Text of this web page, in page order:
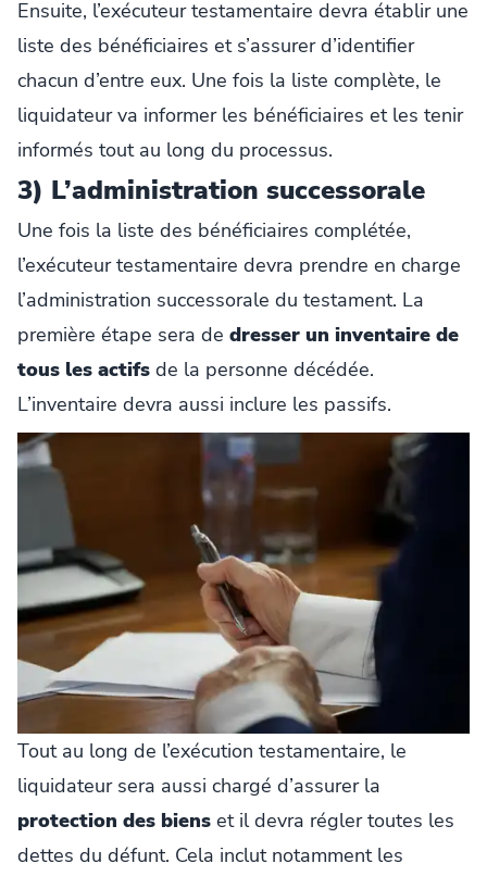
Ensuite, l’exécuteur testamentaire devra établir une
liste des bénéficiaires et s’assurer d’identifier
chacun d’entre eux. Une fois la liste complète, le
liquidateur va informer les bénéficiaires et les tenir
informés tout au long du processus.
3) L’administration successorale
Une fois la liste des bénéficiaires complétée,
l’exécuteur testamentaire devra prendre en charge
l’administration successorale du testament. La
première étape sera de dresser un inventaire de
tous les actifs de la personne décédée.
L’inventaire devra aussi inclure les passifs.
Tout au long de l’exécution testamentaire, le
liquidateur sera aussi chargé d’assurer la
protection des biens et il devra régler toutes les
dettes du défunt. Cela inclut notamment les